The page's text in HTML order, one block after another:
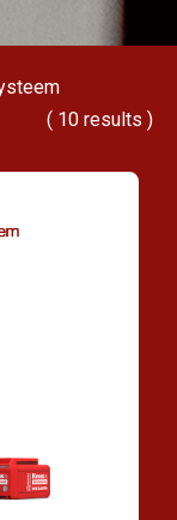
( 10 results )